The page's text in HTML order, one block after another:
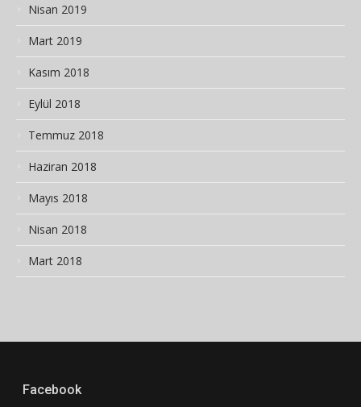
Nisan 2019
Mart 2019
Kasım 2018
Eylül 2018
Temmuz 2018
Haziran 2018
Mayıs 2018
Nisan 2018
Mart 2018
Facebook